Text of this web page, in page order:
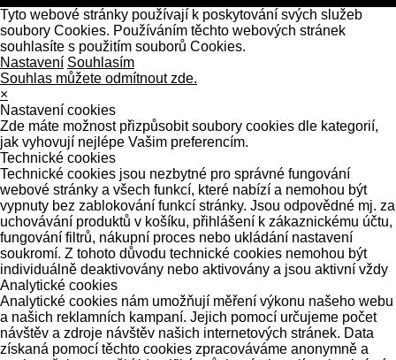
Tyto webové stránky používají k poskytování svých služeb
soubory Cookies. Používáním těchto webových stránek
souhlasíte s použitím souborů Cookies.
Nastavení Souhlasím
Souhlas můžete odmítnout zde.
×
Nastavení cookies
Zde máte možnost přizpůsobit soubory cookies dle kategorií,
jak vyhovují nejlépe Vašim preferencím.
Technické cookies
Technické cookies jsou nezbytné pro správné fungování
webové stránky a všech funkcí, které nabízí a nemohou být
vypnuty bez zablokování funkcí stránky. Jsou odpovědné mj. za
uchovávání produktů v košíku, přihlášení k zákaznickému účtu,
fungování filtrů, nákupní proces nebo ukládání nastavení
soukromí. Z tohoto důvodu technické cookies nemohou být
individuálně deaktivovány nebo aktivovány a jsou aktivní vždy
Analytické cookies
Analytické cookies nám umožňují měření výkonu našeho webu
a našich reklamních kampaní. Jejich pomocí určujeme počet
návštěv a zdroje návštěv našich internetových stránek. Data
získaná pomocí těchto cookies zpracováváme anonymně a